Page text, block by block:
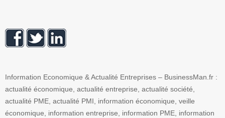
Information Economique & Actualité Entreprises – BusinessMan.fr :
actualité économique, actualité entreprise, actualité société,
actualité PME, actualité PMI, information économique, veille
économique, information entreprise, information PME, information